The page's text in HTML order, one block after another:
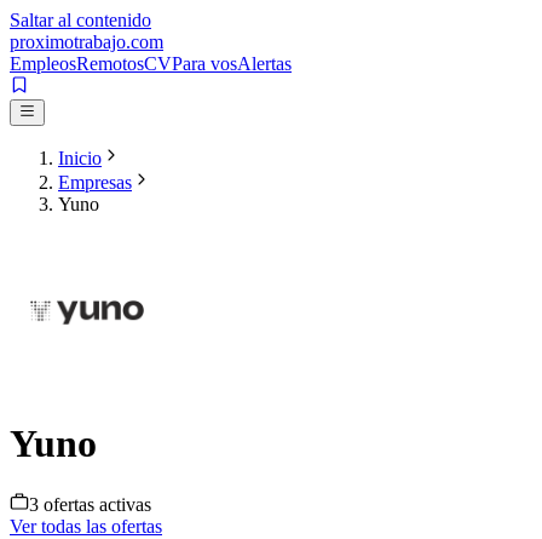
Saltar al contenido
proximotrabajo.com
EmpleosRemotosCVPara vosAlertas
Inicio
Empresas
Yuno
Yuno
3 ofertas activas
Ver todas las ofertas